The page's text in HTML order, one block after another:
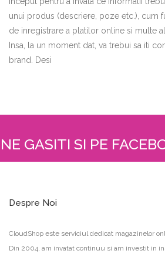
unui produs (descriere, poze etc.), cum
de inregistrare a platilor online si multe
Insa, la un moment dat, va trebui sa iti
brand. Desi
NE GASITI SI PE
Despre Noi
CloudShop este serviciul dedicat magazinelor
Din 2004, am invatat continuu si am investit in